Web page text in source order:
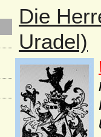
Die
Uradel)